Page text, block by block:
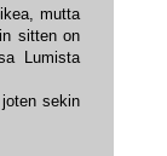
mutta
sitten on
Lumista
sekin